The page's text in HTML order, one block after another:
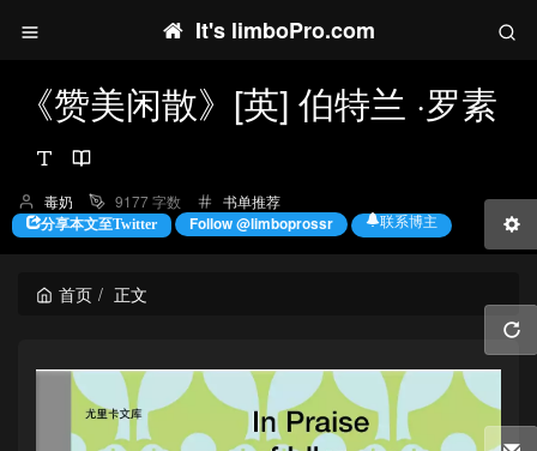
It's limboPro.com
《赞美闲散》[英] 伯特兰 ·罗素
博
主：
毒奶 9177 字数
分
类：
书单推荐
分享本文至Twitter Follow @limboprossr 联系博主
首页 正文